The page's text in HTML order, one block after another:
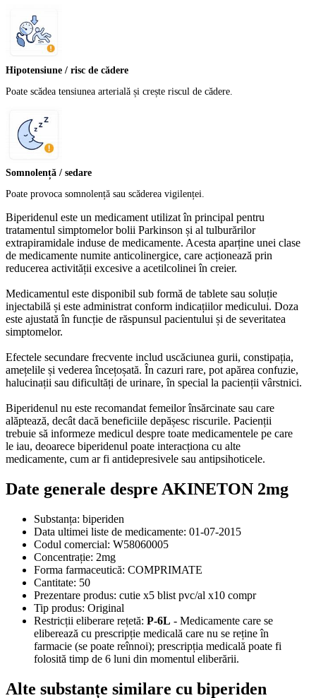
Hipotensiune / risc de cădere
Poate scădea tensiunea arterială și crește riscul de cădere.
Somnolență / sedare
Poate provoca somnolență sau scăderea vigilenței.
Biperidenul este un medicament utilizat în principal pentru
tratamentul simptomelor bolii Parkinson și al tulburărilor
extrapiramidale induse de medicamente. Acesta aparține unei clase
de medicamente numite anticolinergice, care acționează prin
reducerea activității excesive a acetilcolinei în creier.
Medicamentul este disponibil sub formă de tablete sau soluție
injectabilă și este administrat conform indicațiilor medicului. Doza
este ajustată în funcție de răspunsul pacientului și de severitatea
simptomelor.
Efectele secundare frecvente includ uscăciunea gurii, constipația,
amețelile și vederea încețoșată. În cazuri rare, pot apărea confuzie,
halucinații sau dificultăți de urinare, în special la pacienții vârstnici.
Biperidenul nu este recomandat femeilor însărcinate sau care
alăptează, decât dacă beneficiile depășesc riscurile. Pacienții
trebuie să informeze medicul despre toate medicamentele pe care
le iau, deoarece biperidenul poate interacționa cu alte
medicamente, cum ar fi antidepresivele sau antipsihoticele.
Date generale despre AKINETON 2mg
Substanța: biperiden
Data ultimei liste de medicamente: 01-07-2015
Codul comercial: W58060005
Concentrație: 2mg
Forma farmaceutică: COMPRIMATE
Cantitate: 50
Prezentare produs: cutie x5 blist pvc/al x10 compr
Tip produs: Original
Restricții eliberare rețetă: P-6L - Medicamente care se
eliberează cu prescripție medicală care nu se reține în
farmacie (se poate reînnoi); prescripția medicală poate fi
folosită timp de 6 luni din momentul eliberării.
Alte substanțe similare cu biperiden